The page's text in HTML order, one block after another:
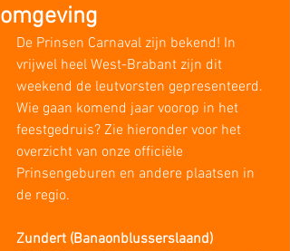
omgeving
De Prinsen Carnaval zijn bekend! In
vrijwel heel West-Brabant zijn dit
weekend de leutvorsten gepresenteerd.
Wie gaan komend jaar voorop in het
feestgedruis? Zie hieronder voor het
overzicht van onze officiële
Prinsengeburen en andere plaatsen in
de regio.
Zundert (Banaonblusserslaand)